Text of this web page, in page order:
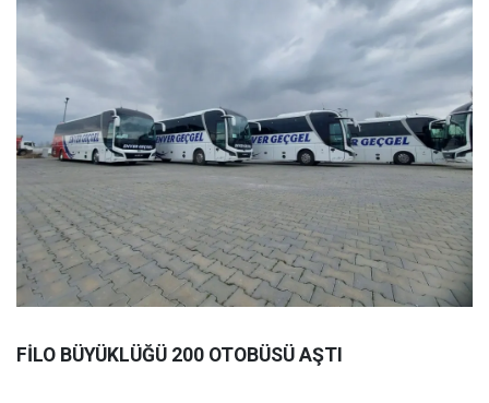
FİLO BÜYÜKLÜĞÜ 200 OTOBÜSÜ AŞTI